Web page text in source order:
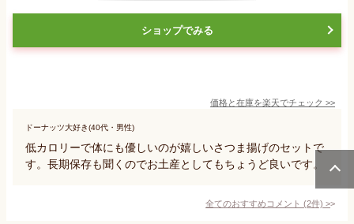
ショップでみる
価格と在庫を楽天でチェック >>
ドーナッツ大好き(40代・男性)
低カロリーで体にも優しいのが嬉しいさつま揚げのセットで
す。長期保存も聞くのでお土産としてもちょうど良いです。
全てのおすすめコメント (2件) >